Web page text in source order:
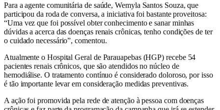
Para a agente comunitária de saúde, Wemyla Santos Souza, que
participou da roda de conversa, a iniciativa foi bastante proveitosa:
“Uma vez que foi possível obter conhecimento e sanar minhas
dúvidas a acerca das doenças renais crônicas, tenho condições de ter
o cuidado necessário”, comentou.
Atualmente o Hospital Geral de Parauapebas (HGP) recebe 54
pacientes renais crônicos, que são atendidos no núcleo de
hemodiálise. O tratamento contínuo é considerado doloroso, por isso
é tão importante levar em consideração medidas preventivas.
A ação foi promovida pela rede de atenção à pessoa com doenças